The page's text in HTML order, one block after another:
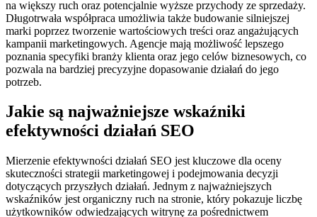
na większy ruch oraz potencjalnie wyższe przychody ze sprzedaży.
Długotrwała współpraca umożliwia także budowanie silniejszej
marki poprzez tworzenie wartościowych treści oraz angażujących
kampanii marketingowych. Agencje mają możliwość lepszego
poznania specyfiki branży klienta oraz jego celów biznesowych, co
pozwala na bardziej precyzyjne dopasowanie działań do jego
potrzeb.
Jakie są najważniejsze wskaźniki
efektywności działań SEO
Mierzenie efektywności działań SEO jest kluczowe dla oceny
skuteczności strategii marketingowej i podejmowania decyzji
dotyczących przyszłych działań. Jednym z najważniejszych
wskaźników jest organiczny ruch na stronie, który pokazuje liczbę
użytkowników odwiedzających witrynę za pośrednictwem